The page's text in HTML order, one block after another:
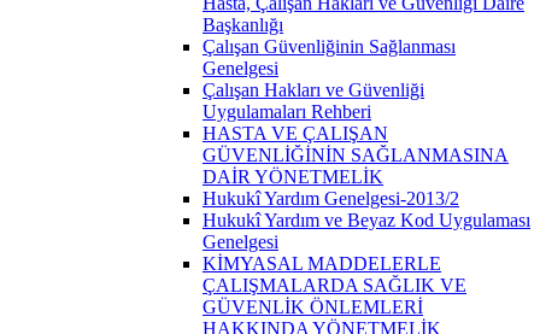
Başkanlığı
Çalışan Güvenliğinin Sağlanması
Genelgesi
Çalışan Hakları ve Güvenliği
Uygulamaları Rehberi
HASTA VE ÇALIŞAN
GÜVENLİĞİNİN SAĞLANMASINA
DAİR YÖNETMELİK
Hukukî Yardım Genelgesi-2013/2
Hukukî Yardım ve Beyaz Kod Uygulaması
Genelgesi
KİMYASAL MADDELERLE
ÇALIŞMALARDA SAĞLIK VE
GÜVENLİK ÖNLEMLERİ
HAKKINDA YÖNETMELİK